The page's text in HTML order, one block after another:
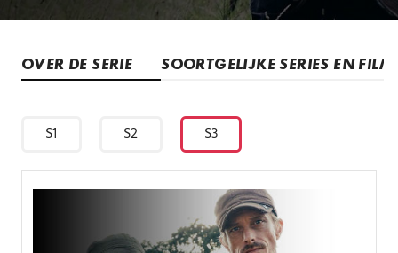
OVER DE SERIE SOORTGELIJKE SERIES EN
S1 S2 S3